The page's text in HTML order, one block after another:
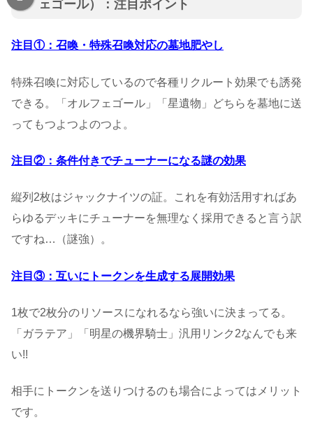
ェゴール）：注目ポイント
注目①：召喚・特殊召喚対応の墓地肥やし
特殊召喚に対応しているので各種リクルート効果でも誘発
できる。「オルフェゴール」「星遺物」どちらを墓地に送
ってもつよつよのつよ。
注目②：条件付きでチューナーになる謎の効果
縦列2枚はジャックナイツの証。これを有効活用すればあ
らゆるデッキにチューナーを無理なく採用できると言う訳
ですね…（謎強）。
注目③：互いにトークンを生成する展開効果
1枚で2枚分のリソースになれるなら強いに決まってる。
「ガラテア」「明星の機界騎士」汎用リンク2なんでも来
い!!
相手にトークンを送りつけるのも場合によってはメリット
です。